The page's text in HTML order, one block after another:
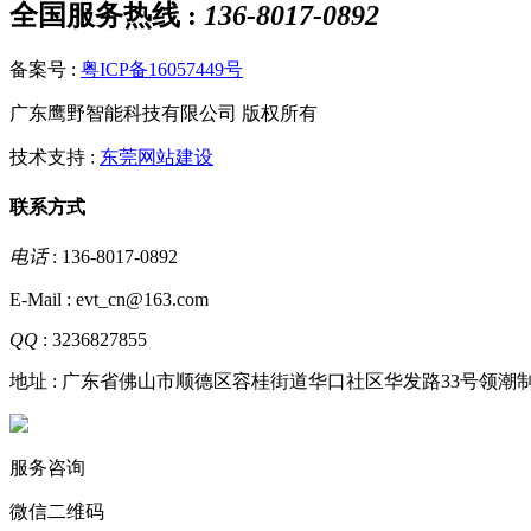
全国服务热线 : 136-8017-0892
备案号 : 粤ICP备16057449号
广东鹰野智能科技有限公司 版权所有
技术支持 : 东莞网站建设
联系方式
电话: 136-8017-0892
E-Mail : evt_cn@163.com
QQ : 3236827855
地址 : 广东省佛山市顺德区容桂街道华口社区华发路33号领潮
服务咨询
微信二维码